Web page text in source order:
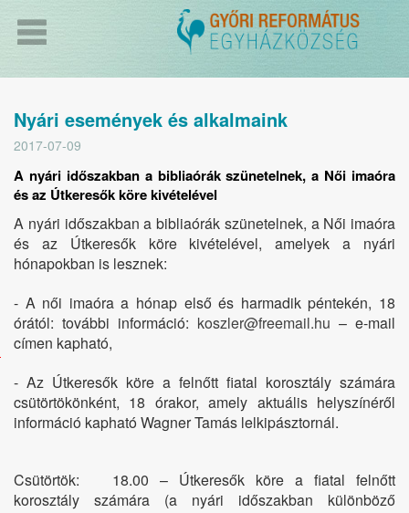
Nyári események és alkalmaink
2017-07-09
A nyári időszakban a bibliaórák szünetelnek, a Női imaóra
és az Útkeresők köre kivételével
A nyári időszakban a bibliaórák szünetelnek, a Női imaóra
és az Útkeresők köre kivételével, amelyek a nyári
hónapokban is lesznek:
- A női imaóra a hónap első és harmadik péntekén, 18
órától: további információ: koszler@freemail.hu – e-mail
címen kapható,
- Az Útkeresők köre a felnőtt fiatal korosztály számára
csütörtökönként, 18 órakor, amely aktuális helyszínéről
információ kapható Wagner Tamás lelkipásztornál.
Csütörtök: 18.00 – Útkeresők köre a fiatal felnőtt
korosztály számára (a nyári időszakban különböző
18.00
Útkeresők
fiatal
felnőtt